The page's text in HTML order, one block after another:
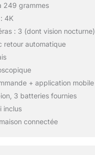
249 grammes
4K
: 3 (dont vision nocturne)
retour automatique
+ application mobile
3 batteries fournies
inclus
connectée